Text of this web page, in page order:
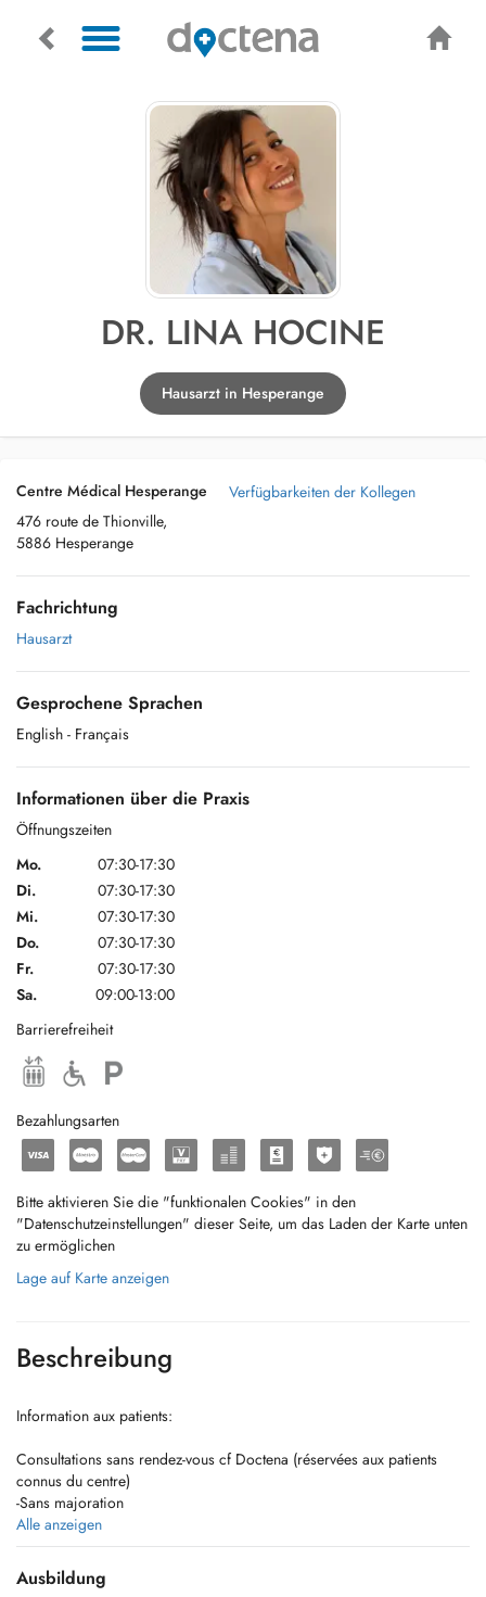
DR. LINA HOCINE
Hausarzt in Hesperange
Centre Médical Hesperange
476 route de Thionville,
5886 Hesperange
Verfügbarkeiten der Kollegen
Fachrichtung
Hausarzt
Gesprochene Sprachen
English - Français
Informationen über die Praxis
Öffnungszeiten
Mo.
07:30-17:30
Di.
07:30-17:30
Mi.
07:30-17:30
Do.
07:30-17:30
Fr.
07:30-17:30
Sa.
09:00-13:00
Barrierefreiheit
Bezahlungsarten
Bitte aktivieren Sie die "funktionalen Cookies" in den
"Datenschutzeinstellungen" dieser Seite, um das Laden der Karte unten
zu ermöglichen
Lage auf Karte anzeigen
Beschreibung
Information aux patients:
Consultations sans rendez-vous cf Doctena (réservées aux patients
connus du centre)
-Sans majoration
-Accès selon l'ordre d'arrivée
Consultation non garantie : dépend de l'affluence et des créneaux
disponibles.
Alle anzeigen
Ausbildung